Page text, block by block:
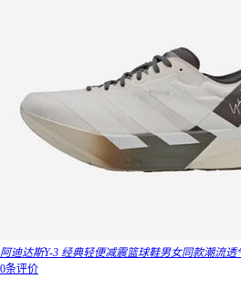
阿迪达斯Y-3 经典轻便减震篮球鞋男女同款潮流透
0条评价